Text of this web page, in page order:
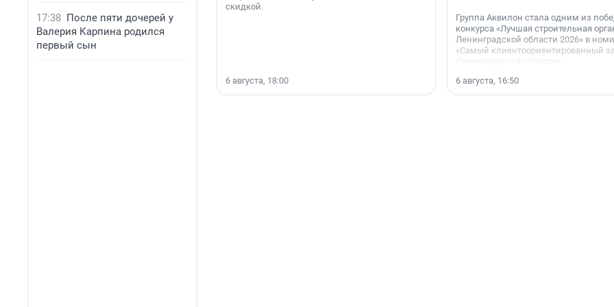
17:38 После пяти дочерей у
Валерия Карпина родился
первый сын
скидкой.
6 августа, 18:00
Группа Аквилон стала одним из
конкурса «Лучшая строительная
Ленинградской области 2026» в
«Самый клиентоориентированный
Ленинградской области».
6 августа, 16:50